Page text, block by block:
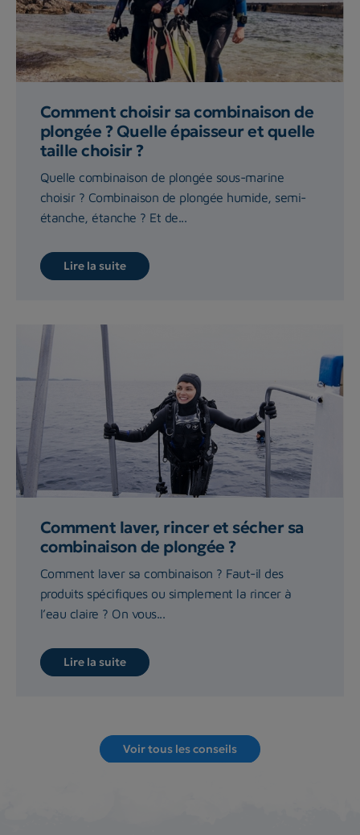
Comment choisir sa combinaison de
plongée ? Quelle épaisseur et quelle
taille choisir ?
Quelle combinaison de plongée sous-marine
choisir ? Combinaison de plongée humide, semi-
étanche, étanche ? Et de...
Lire la suite
Comment laver, rincer et sécher sa
combinaison de plongée ?
Comment laver sa combinaison ? Faut-il des
produits spécifiques ou simplement la rincer à
l’eau claire ? On vous...
Lire la suite
Voir tous les conseils